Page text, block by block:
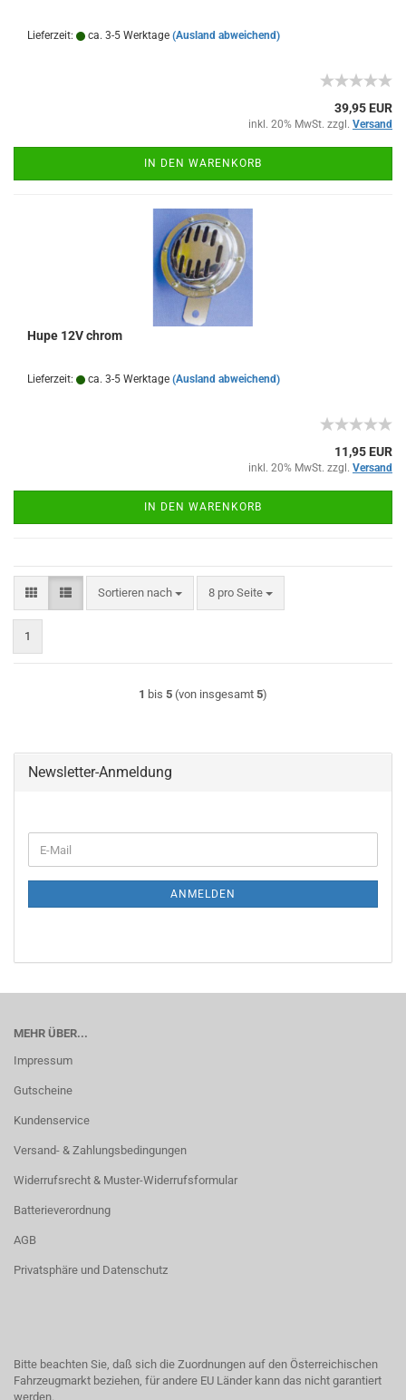
Lieferzeit: ca. 3-5 Werktage (Ausland abweichend)
39,95 EUR
inkl. 20% MwSt. zzgl. Versand
IN DEN WARENKORB
Hupe 12V chrom
Lieferzeit: ca. 3-5 Werktage (Ausland abweichend)
11,95 EUR
inkl. 20% MwSt. zzgl. Versand
IN DEN WARENKORB
Sortieren nach
Sortieren nach 8 pro Seite
pro Seite
1
1 bis 5 (von insgesamt 5)
Newsletter-Anmeldung
E-
Mail
ANMELDEN
MEHR ÜBER...
Impressum
Gutscheine
Kundenservice
Versand- & Zahlungsbedingungen
Widerrufsrecht & Muster-Widerrufsformular
Batterieverordnung
AGB
Privatsphäre und Datenschutz
Bitte beachten Sie, daß sich die Zuordnungen auf den Österreichischen
Fahrzeugmarkt beziehen, für andere EU Länder kann das nicht garantiert
werden.